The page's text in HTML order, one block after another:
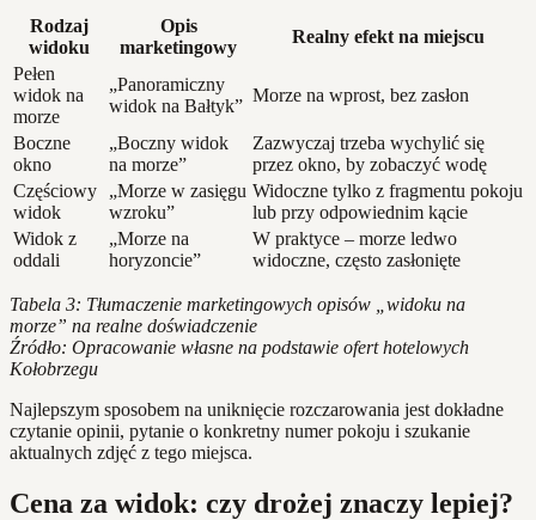
Rodzaj
widoku
Opis
marketingowy
Realny efekt na miejscu
Pełen
widok na
morze
„Panoramiczny
widok na Bałtyk”
Morze na wprost, bez zasłon
Boczne
okno
„Boczny widok
na morze”
Zazwyczaj trzeba wychylić się
przez okno, by zobaczyć wodę
Częściowy
widok
„Morze w zasięgu
wzroku”
Widoczne tylko z fragmentu pokoju
lub przy odpowiednim kącie
Widok z
oddali
„Morze na
horyzoncie”
W praktyce – morze ledwo
widoczne, często zasłonięte
Tabela 3: Tłumaczenie marketingowych opisów „widoku na
morze” na realne doświadczenie
Źródło: Opracowanie własne na podstawie ofert hotelowych
Kołobrzegu
Najlepszym sposobem na uniknięcie rozczarowania jest dokładne
czytanie opinii, pytanie o konkretny numer pokoju i szukanie
aktualnych zdjęć z tego miejsca.
Cena za widok: czy drożej znaczy lepiej?